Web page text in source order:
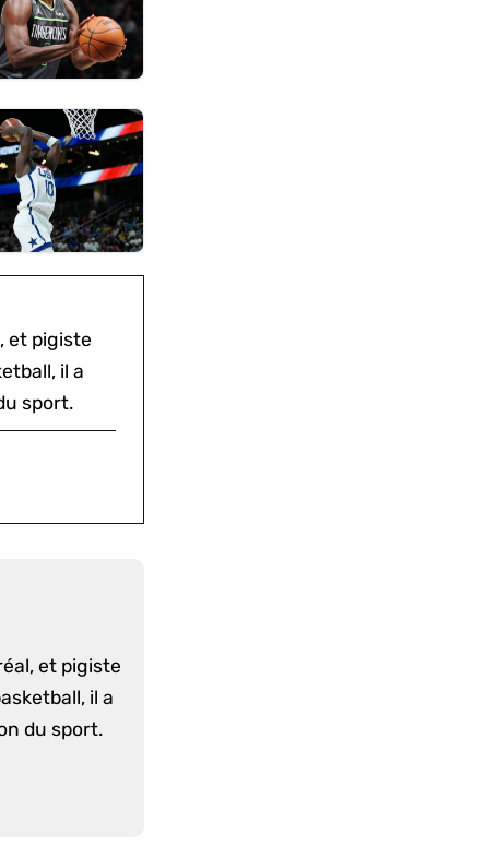
et pigiste
il a
sport.
et pigiste
il a
du sport.